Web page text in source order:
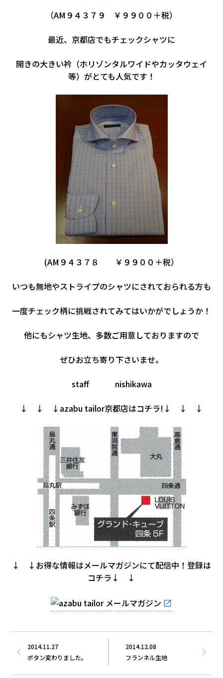
（AM９４３７９ ￥９９００＋税）
最近、京都店でもチェックシャツに
開きの大きい衿（ホリゾンタルワイドやカッタウェイ
等）がとても人気です！
(AM９４３７８ ￥９９００＋税）
いつも無地やストライプのシャツにされておられる方も
一度チェック柄に挑戦されてみてはいかがでしょうか！
他にもシャツ生地、多数ご用意しておりますので
ぜひお立ち寄り下さいませ。
staff nishikawa
↓ ↓ ↓azabu tailor京都店はコチラ!↓ ↓ ↓
↓ ↓お得な情報はメールマガジンにて配信中！登録は
コチラ↓ ↓
2014.12.08
フランネル生地
2014.11.27
ボタン変わりました。